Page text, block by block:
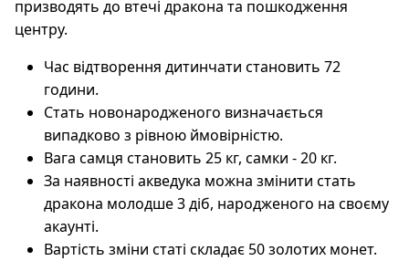
призводять до втечі дракона та пошкодження
центру.
Час відтворення дитинчати становить 72
години.
Стать новонародженого визначається
випадково з рівною ймовірністю.
Вага самця становить 25 кг, самки - 20 кг.
За наявності акведука можна змінити стать
дракона молодше 3 діб, народженого на своєму
акаунті.
Вартість зміни статі складає 50 золотих монет.